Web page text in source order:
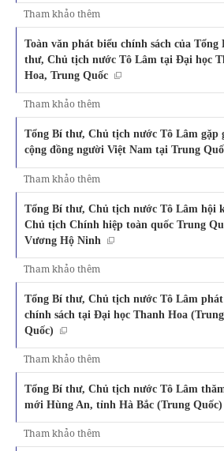
Tham khảo thêm
Toàn văn phát biểu chính sách của Tổng
thư, Chủ tịch nước Tô Lâm tại Đại học
Hoa, Trung Quốc
Tham khảo thêm
Tổng Bí thư, Chủ tịch nước Tô Lâm gặp
cộng đồng người Việt Nam tại Trung
Tham khảo thêm
Tổng Bí thư, Chủ tịch nước Tô Lâm hội
Chủ tịch Chính hiệp toàn quốc Trung
Vương Hộ Ninh
Tham khảo thêm
Tổng Bí thư, Chủ tịch nước Tô Lâm
chính sách tại Đại học Thanh Hoa (Trung
Quốc)
Tham khảo thêm
Tổng Bí thư, Chủ tịch nước Tô Lâm
mới Hùng An, tỉnh Hà Bắc (Trung Quốc)
Tham khảo thêm